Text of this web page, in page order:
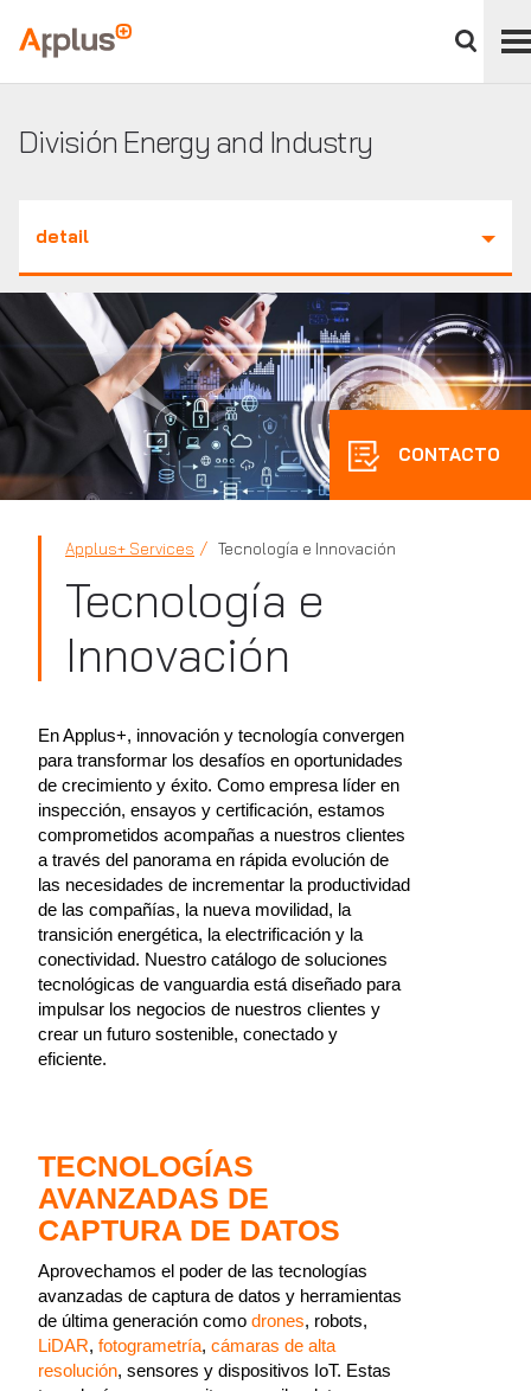
panel
Applus+
División Energy and Industry
detail
CONTACTO
Applus+ Services Tecnología e Innovación
Tecnología e
Innovación
En Applus+, innovación y tecnología convergen
para transformar los desafíos en oportunidades
de crecimiento y éxito. Como empresa líder en
inspección, ensayos y certificación, estamos
comprometidos acompañas a nuestros clientes
a través del panorama en rápida evolución de
las necesidades de incrementar la productividad
de las compañías, la nueva movilidad, la
transición energética, la electrificación y la
conectividad. Nuestro catálogo de soluciones
tecnológicas de vanguardia está diseñado para
impulsar los negocios de nuestros clientes y
crear un futuro sostenible, conectado y
eficiente.
TECNOLOGÍAS
AVANZADAS DE
CAPTURA DE DATOS
Aprovechamos el poder de las tecnologías
avanzadas de captura de datos y herramientas
de última generación como drones, robots,
LiDAR, fotogrametría, cámaras de alta
resolución, sensores y dispositivos IoT. Estas